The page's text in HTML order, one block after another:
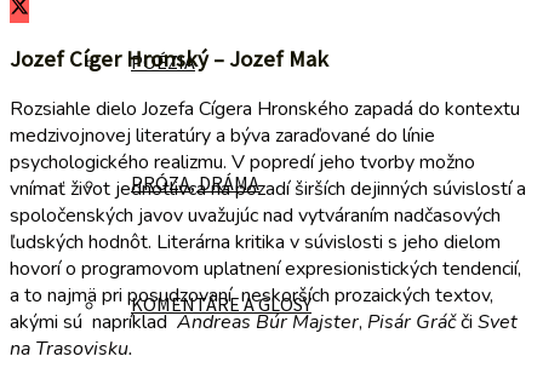
POÉZIA
PRÓZA, DRÁMA
KOMENTÁRE A GLOSY
Jozef Cíger Hronský – Jozef Mak
Rozsiahle dielo Jozefa Cígera Hronského zapadá do kontextu
medzivojnovej literatúry a býva zaraďované do línie
psychologického realizmu. V popredí jeho tvorby možno
vnímať život jednotlivca na pozadí širších dejinných súvislostí a
spoločenských javov uvažujúc nad vytváraním nadčasových
ľudských hodnôt. Literárna kritika v súvislosti s jeho dielom
hovorí o programovom uplatnení expresionistických tendencií,
a to najmä pri posudzovaní neskorších prozaických textov,
akými sú napríkladAndreas Búr Majster, Pisár Gráčči Svet
na Trasovisku.